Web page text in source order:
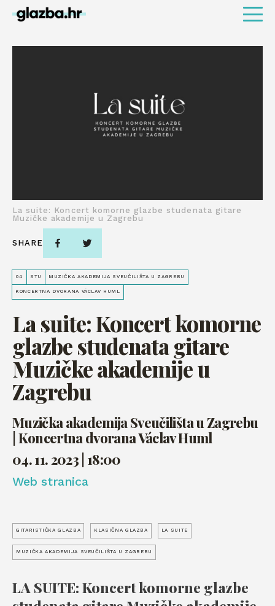
04 STU MUZIČKA AKADEMIJA SVEUČILIŠTA U ZAGREBU
KONCERTNA DVORANA VÁCLAV HUML
La suite: Koncert komorne
glazbe studenata gitare
Muzičke akademije u
Zagrebu
Muzička akademija Sveučilišta u Zagrebu
| Koncertna dvorana Václav Huml
04. 11. 2023 | 18:00
Web stranica
La suite: Koncert komorne glazbe studenata gitare
Muzičke akademije u Zagrebu
SHARE
GITARISTIČKA GLAZBA KLASIČNA GLAZBA LA SUITE
MUZIČKA AKADEMIJA SVEUČILIŠTA U ZAGREBU
LA SUITE: Koncert komorne glazbe